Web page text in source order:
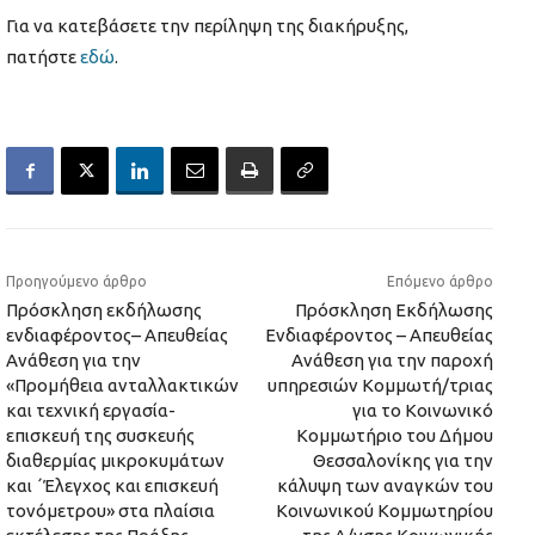
Για να κατεβάσετε την περίληψη της διακήρυξης,
πατήστεεδώ.
Προηγούμενο άρθρο
Πρόσκληση εκδήλωσης
ενδιαφέροντος– Απευθείας
Ανάθεση για την
«Προμήθεια ανταλλακτικών
και τεχνική εργασία-
επισκευή της συσκευής
διαθερμίας μικροκυμάτων
και ΄Έλεγχος και επισκευή
τονόμετρου» στα πλαίσια
Επόμενο άρθρο
Πρόσκληση Εκδήλωσης
Ενδιαφέροντος – Απευθείας
Ανάθεση για την παροχή
υπηρεσιών Κομμωτή/τριας
για το Κοινωνικό
Κομμωτήριο του Δήμου
Θεσσαλονίκης για την
κάλυψη των αναγκών του
Κοινωνικού Κομμωτηρίου